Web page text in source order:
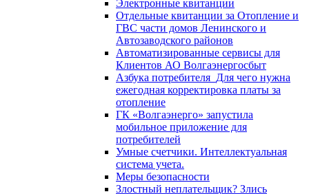
Электронные квитанции
Отдельные квитанции за Отопление и
ГВС части домов Ленинского и
Автозаводского районов
Автоматизированные сервисы для
Клиентов АО Волгаэнергосбыт
Азбука потребителя_Для чего нужна
ежегодная корректировка платы за
отопление
ГК «Волгаэнерго» запустила
мобильное приложение для
потребителей
Умные счетчики. Интеллектуальная
система учета.
Меры безопасности
Злостный неплательщик? Злись